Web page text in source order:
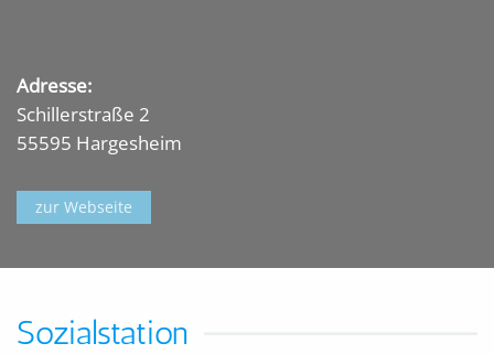
Adresse:
Schillerstraße 2
55595 Hargesheim
zur Webseite
Sozialstation